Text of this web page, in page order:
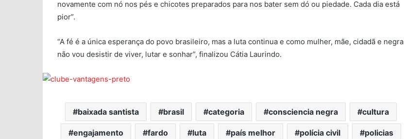
novamente com nó nos pés e chicotes preparados para nos bater sem dó ou piedade. Cada dia está
pior”.
“A fé é a única esperança do povo brasileiro, mas a luta continua e como mulher, mãe, cidadã e negra
não vou desistir de viver, lutar e sonhar”, finalizou Cátia Laurindo.
baixada santista brasil categoria consciencia negra cultura
engajamento fardo luta país melhor polícia civil policias